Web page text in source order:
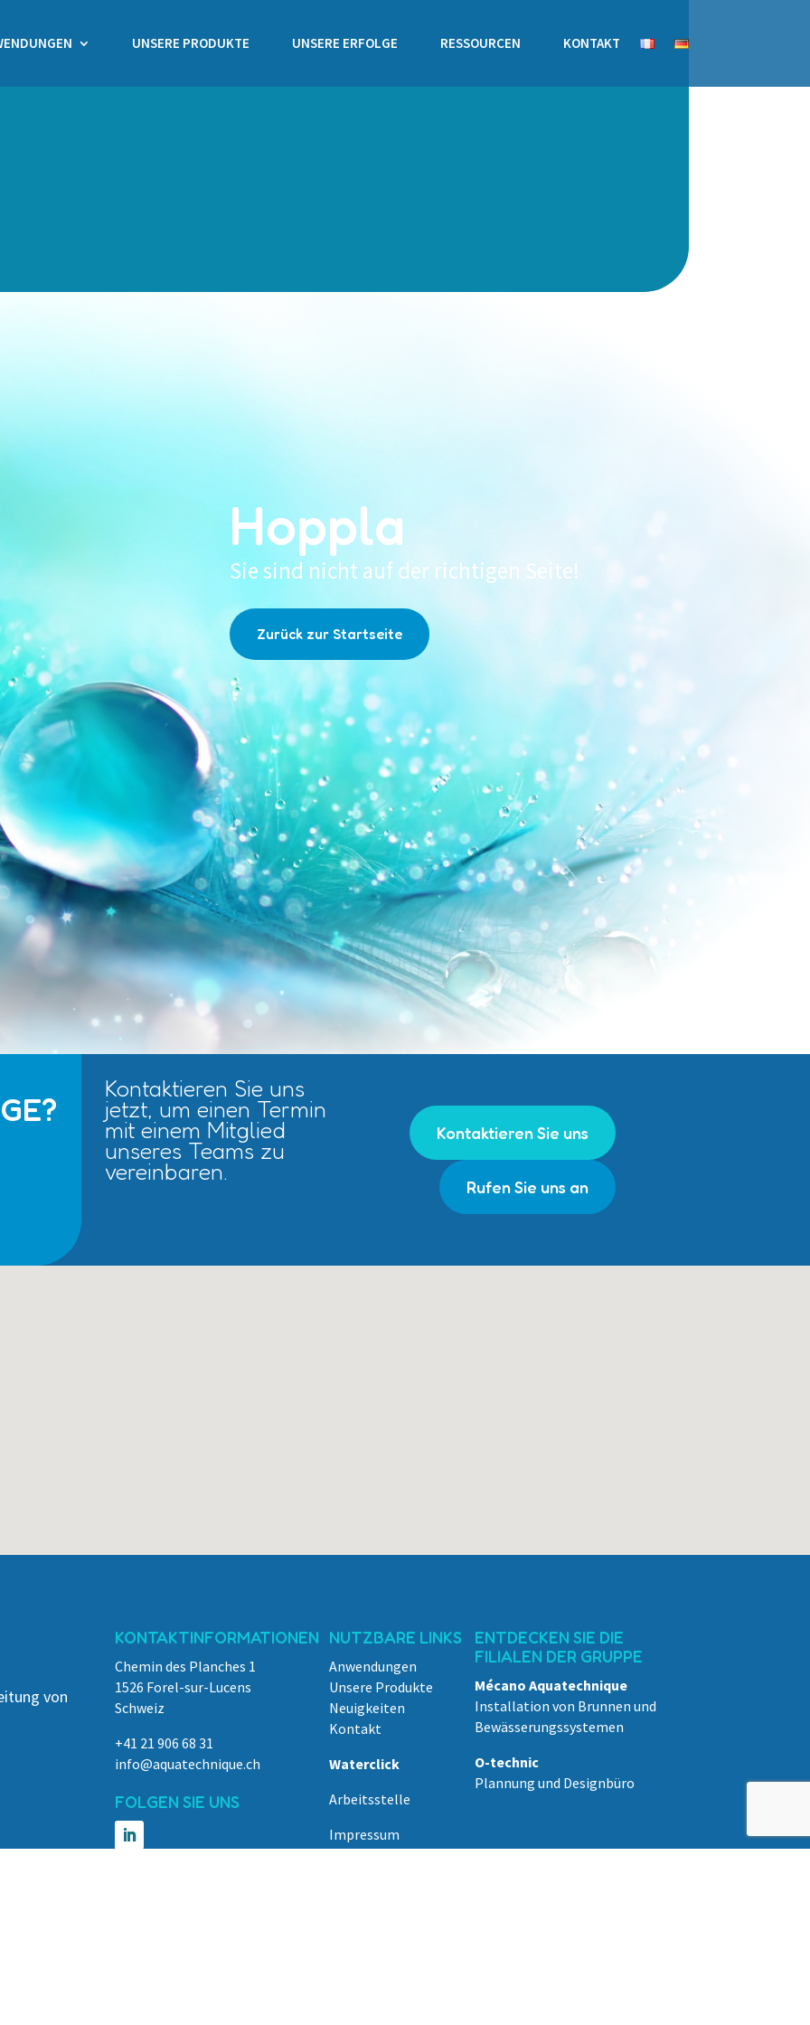
UNSERE PRODUKTE UNSERE ERFOLGE RESSOURCEN KONTAKT
Hoppla
Sie sind nicht auf der richtigen Seite!
Zurück zur Startseite
Kontaktieren Sie uns
jetzt, um einen Termin
mit einem Mitglied
unseres Teams zu
vereinbaren.
Kontaktieren Sie uns
Rufen Sie uns an
von
KONTAKTINFORMATIONEN
Chemin des Planches 1
1526 Forel-sur-Lucens
Schweiz
+41 21 906 68 31
info@aquatechnique.ch
FOLGEN SIE UNS
NUTZBARE LINKS
Anwendungen
Unsere Produkte
Neuigkeiten
Kontakt
Waterclick
Arbeitsstelle
Impressum
ENTDECKEN SIE DIE
FILIALEN DER GRUPPE
Mécano Aquatechnique
Installation von Brunnen und
Bewässerungssystemen
O-technic
Plannung und Designbüro